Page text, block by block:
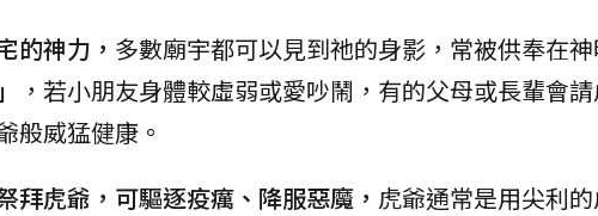
的神力， 多數廟宇都可以見到祂的身影，常被供奉在
，若小朋友身體較虛弱或愛吵鬧，有的父母或長輩會
般威猛健康。
拜虎爺，可驅逐疫癘、降服惡魔， 虎爺通常是用尖利